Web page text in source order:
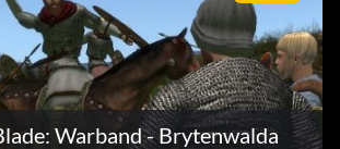
Warband - Brytenwalda